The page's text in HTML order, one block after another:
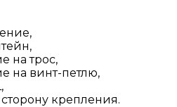
на трос,
на винт-петлю,
крепления.